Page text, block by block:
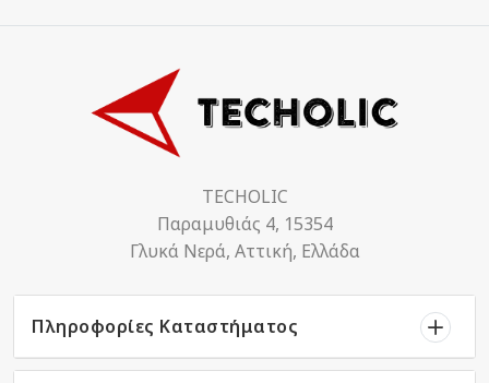
TECHOLIC
Παραμυθιάς 4, 15354
Γλυκά Νερά, Αττική, Ελλάδα
Πληροφορίες Καταστήματος